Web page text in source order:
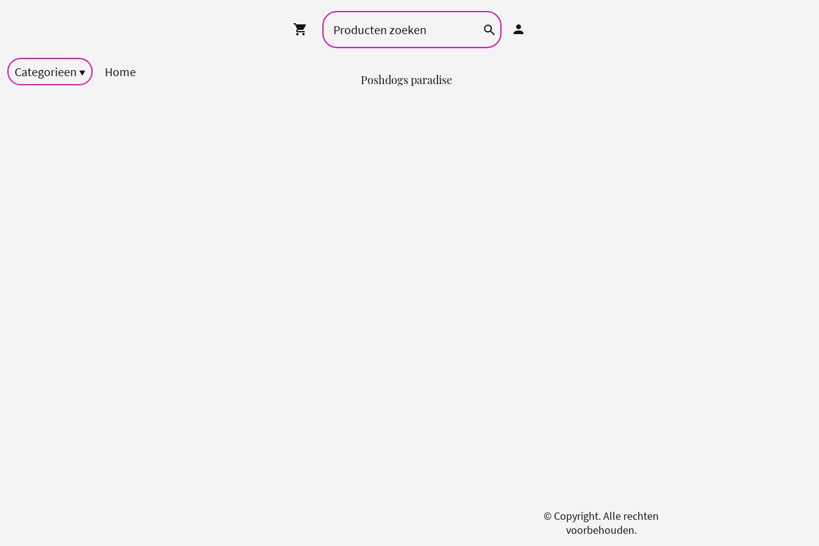
Categorieen Home
Poshdogs paradise
© Copyright. Alle rechten
voorbehouden.